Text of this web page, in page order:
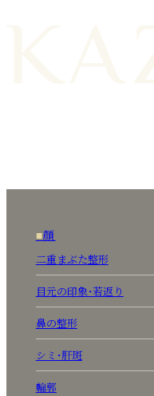
顔
二重まぶた整形
目元の印象・若返り
鼻の整形
シミ・肝斑
輪郭